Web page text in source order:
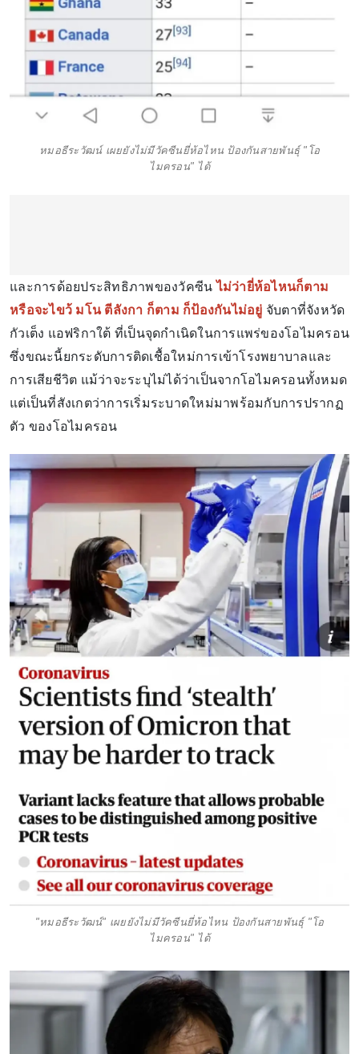
หมอธีระวัฒน์ เผยยังไม่มีวัคซีนยี่ห้อไหน ป้องกันสายพันธุ์ "โอ
ไมครอน" ได้
และการด้อยประสิทธิภาพของวัคซีน ไม่ว่ายี่ห้อไหนก็ตาม
หรือจะไขว้ มโน ตีลังกา ก็ตาม ก็ป้องกันไม่อยู่ จับตาที่จังหวัด
กัวเต็ง แอฟริกาใต้ ที่เป็นจุดกำเนิดในการแพร่ของโอไมครอน
ซึ่งขณะนี้ยกระดับการติดเชื้อใหม่การเข้าโรงพยาบาลและ
การเสียชีวิต แม้ว่าจะระบุไม่ได้ว่าเป็นจากโอไมครอนทั้งหมด
แต่เป็นที่สังเกตว่าการเริ่มระบาดใหม่มาพร้อมกับการปรากฏ
ตัว ของโอไมครอน
"หมอธีระวัฒน์" เผยยังไม่มีวัคซีนยี่ห้อไหน ป้องกันสายพันธุ์ "โอ
ไมครอน" ได้